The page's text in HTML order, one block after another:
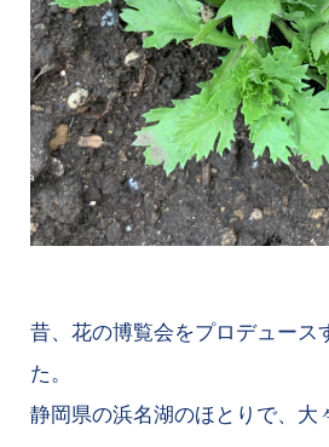
昔、花の博覧会をプロデュース
た。
静岡県の浜名湖のほとりで、大